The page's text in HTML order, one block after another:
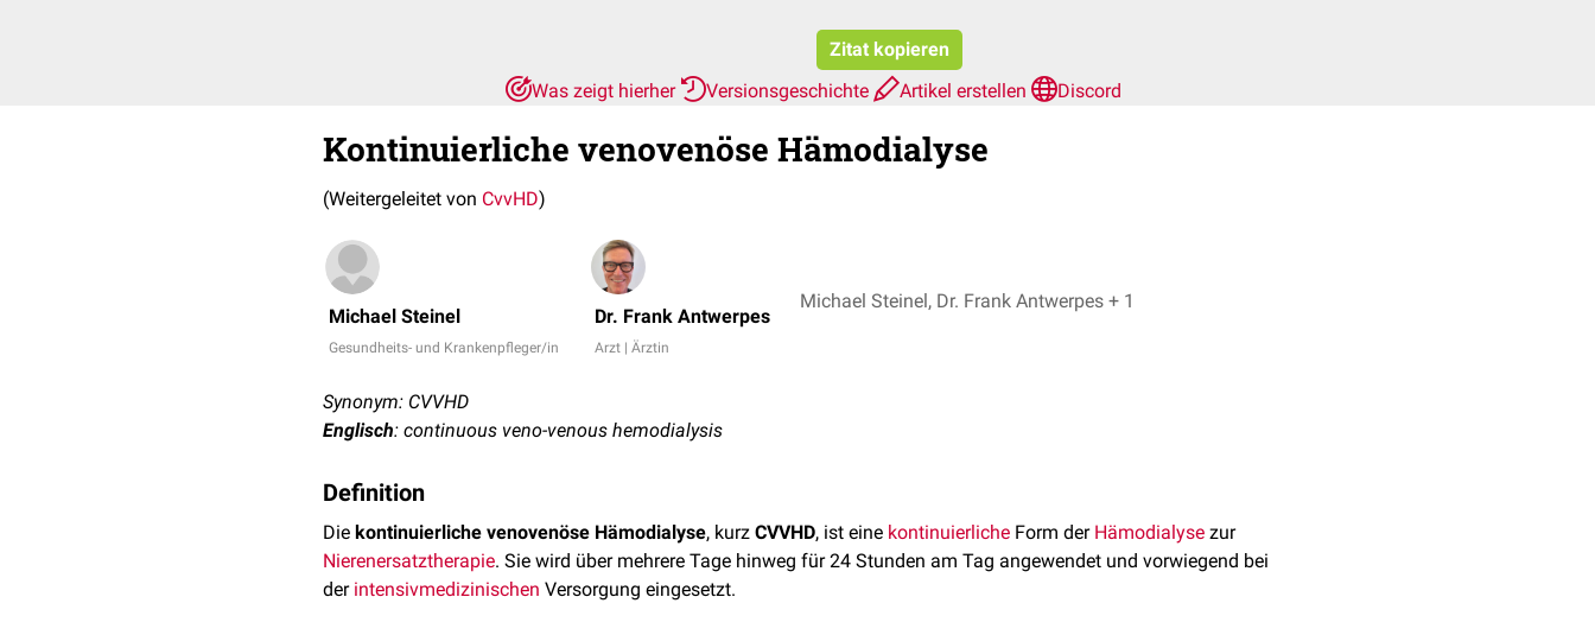
Zitat kopieren
Was zeigt hierher
Versionsgeschichte Artikel erstellen Discord
Kontinuierliche venovenöse Hämodialyse
(Weitergeleitet von CvvHD)
Michael Steinel
Gesundheits- und Krankenpfleger/in
Dr. Frank Antwerpes
Arzt | Ärztin
Michael Steinel, Dr. Frank Antwerpes + 1
Synonym: CVVHD
Englisch: continuous veno-venous hemodialysis
Definition
Die kontinuierliche venovenöse Hämodialyse, kurz CVVHD, ist eine kontinuierliche Form der Hämodialyse zur
Nierenersatztherapie. Sie wird über mehrere Tage hinweg für 24 Stunden am Tag angewendet und vorwiegend bei
der intensivmedizinischen Versorgung eingesetzt.